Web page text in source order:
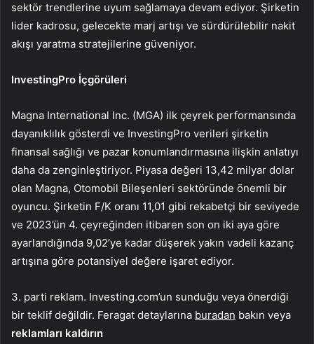
sektör trendlerine uyum sağlamaya devam ediyor. Şirketin
lider kadrosu, gelecekte marj artışı ve sürdürülebilir nakit
akışı yaratma stratejilerine güveniyor.
InvestingPro İçgörüleri
Magna International Inc. (MGA) ilk çeyrek performansında
dayanıklılık gösterdi ve InvestingPro verileri şirketin
finansal sağlığı ve pazar konumlandırmasına ilişkin anlatıyı
daha da zenginleştiriyor. Piyasa değeri 13,42 milyar dolar
olan Magna, Otomobil Bileşenleri sektöründe önemli bir
oyuncu. Şirketin F/K oranı 11,01 gibi rekabetçi bir seviyede
ve 2023’ün 4. çeyreğinden itibaren son on iki aya göre
ayarlandığında 9,02’ye kadar düşerek yakın vadeli kazanç
artışına göre potansiyel değere işaret ediyor.
3. parti reklam. Investing.com’un sunduğu veya önerdiği
bir teklif değildir. Feragat detaylarına buradan bakın veya
reklamları kaldırın